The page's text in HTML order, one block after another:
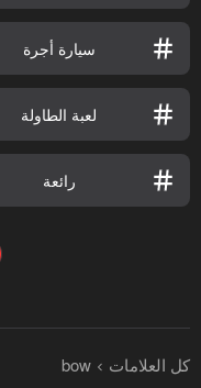
سيارة أجرة
لعبة الطاولة
رائعة
كل العلامات bow